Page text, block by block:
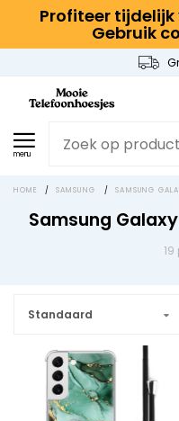
Profiteer
Gebruik
menu
HOME / SAMSUNG / SAMSUNG
Samsung
Standaard